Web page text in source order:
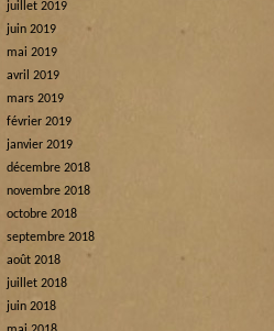
juillet 2019
juin 2019
mai 2019
avril 2019
mars 2019
février 2019
janvier 2019
décembre 2018
novembre 2018
octobre 2018
septembre 2018
août 2018
juillet 2018
juin 2018